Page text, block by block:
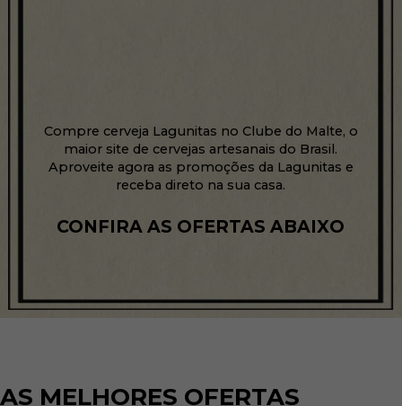
Compre cerveja Lagunitas no Clube do Malte, o
maior site de cervejas artesanais do Brasil.
Aproveite agora as promoções da Lagunitas e
receba direto na sua casa.
CONFIRA AS OFERTAS ABAIXO
AS MELHORES OFERTAS